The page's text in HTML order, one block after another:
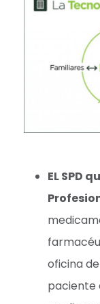
EL SPD
oficina
paciente